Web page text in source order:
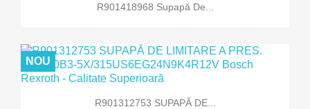
R901418968 Supapă De...
R901312753 SUPAPĂ DE...
NOU